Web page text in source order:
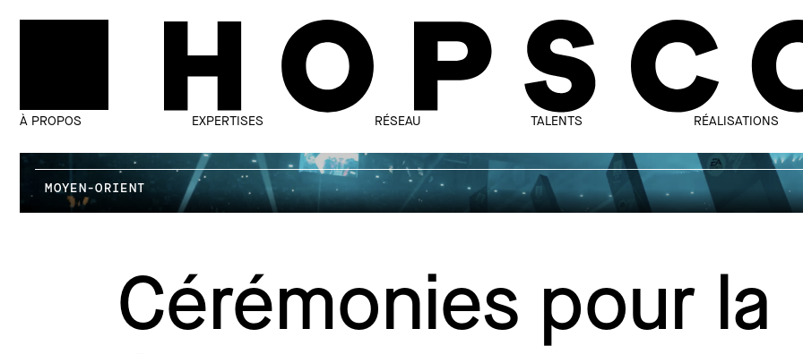
À PROPOS EXPERTISES RÉSEAU TALENTS RÉALISATIONS
MOYEN-ORIENT
Cérémonies pour la